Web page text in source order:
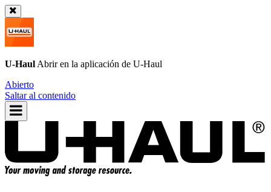
U-Haul Abrir en la aplicación de U-Haul
Abierto
Saltar al contenido